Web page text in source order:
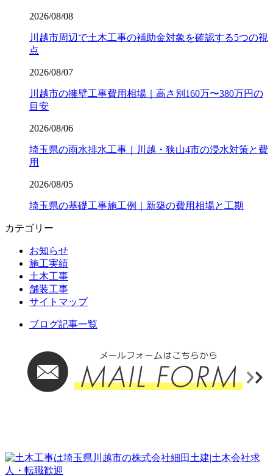
2026/08/08
川越市周辺で土木工事の補助金対象を確認する5つの視
点
2026/08/07
川越市の擁壁工事費用相場｜高さ別160万〜380万円の
目安
2026/08/06
埼玉県の雨水排水工事｜川越・狭山4市の浸水対策と費
用
2026/08/05
埼玉県の基礎工事施工例｜新築の費用相場と工期
カテゴリー
お知らせ
施工実績
土木工事
舗装工事
サイトマップ
ブログ記事一覧